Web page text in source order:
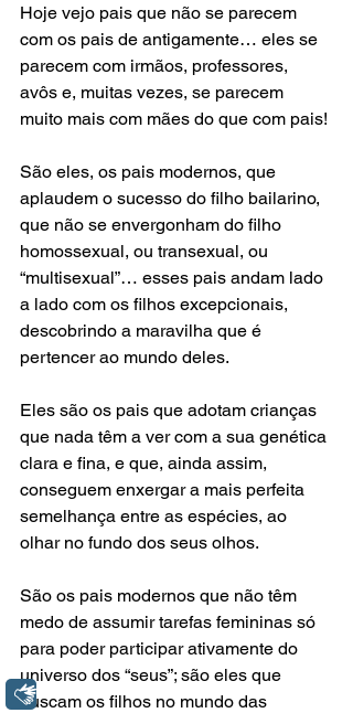
Hoje vejo pais que não se parecem
com os pais de antigamente… eles se
parecem com irmãos, professores,
avôs e, muitas vezes, se parecem
muito mais com mães do que com pais!
São eles, os pais modernos, que
aplaudem o sucesso do filho bailarino,
que não se envergonham do filho
homossexual, ou transexual, ou
“multisexual”… esses pais andam lado
a lado com os filhos excepcionais,
descobrindo a maravilha que é
pertencer ao mundo deles.
Eles são os pais que adotam crianças
que nada têm a ver com a sua genética
clara e fina, e que, ainda assim,
conseguem enxergar a mais perfeita
semelhança entre as espécies, ao
olhar no fundo dos seus olhos.
São os pais modernos que não têm
medo de assumir tarefas femininas só
para poder participar ativamente do
universo dos “seus”; são eles que
buscam os filhos no mundo das
Libras